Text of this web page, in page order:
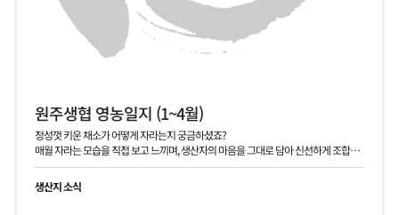
원주생협 영농일지 (1~4월)
정성껏 키운 채소가 어떻게 자라는지 궁금하셨죠?
매월 자라는 모습을 직접 보고 느끼며, 생산자의 마음을 그대로 담아 신선하게 조합원
님께 전달해 드립니다.
생산지 소식